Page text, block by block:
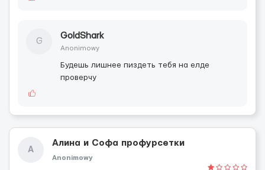
G
GoldShark
Anonimowy
Будешь лишнее пиздеть тебя на елде
проверчу
А
Алина и Софа профурсетки
Anonimowy